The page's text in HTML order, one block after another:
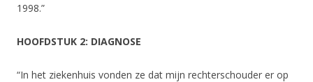
1998.”
HOOFDSTUK 2: DIAGNOSE
“In het ziekenhuis vonden ze dat mijn rechterschouder er op